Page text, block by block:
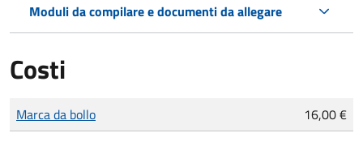
Moduli da compilare e documenti da allegare
Costi
Tipo di pagamento
Importo
Marca da bollo 16,00 €